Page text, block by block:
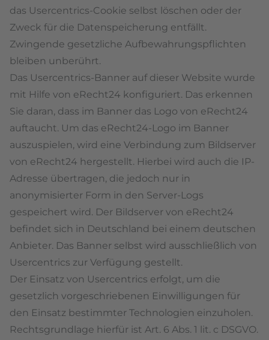
das Usercentrics-Cookie selbst löschen oder der
Zweck für die Datenspeicherung entfällt.
Zwingende gesetzliche Aufbewahrungspflichten
bleiben unberührt.
Das Usercentrics-Banner auf dieser Website wurde
mit Hilfe von eRecht24 konfiguriert. Das erkennen
Sie daran, dass im Banner das Logo von eRecht24
auftaucht. Um das eRecht24-Logo im Banner
auszuspielen, wird eine Verbindung zum Bildserver
von eRecht24 hergestellt. Hierbei wird auch die IP-
Adresse übertragen, die jedoch nur in
anonymisierter Form in den Server-Logs
gespeichert wird. Der Bildserver von eRecht24
befindet sich in Deutschland bei einem deutschen
Anbieter. Das Banner selbst wird ausschließlich von
Usercentrics zur Verfügung gestellt.
Der Einsatz von Usercentrics erfolgt, um die
gesetzlich vorgeschriebenen Einwilligungen für
den Einsatz bestimmter Technologien einzuholen.
Rechtsgrundlage hierfür ist Art. 6 Abs. 1 lit. c DSGVO.